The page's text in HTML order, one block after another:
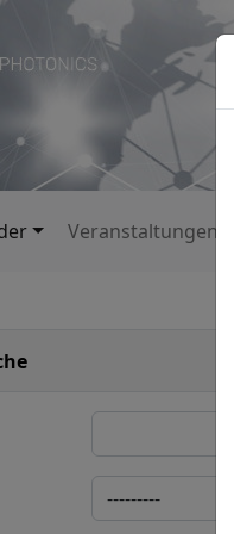
Veranstaltungen